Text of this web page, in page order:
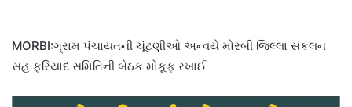
MORBI:ગ્રામ પંચાયતની ચૂંટણીઓ અન્વયે મોરબી જિલ્લા સંકલન
સહ ફરિયાદ સમિતિની બેઠક મોકૂફ રખાઈ